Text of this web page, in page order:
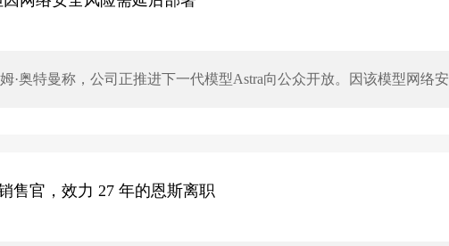
·奥特曼称，公司正推进下一代模型Astra向公众开放。因该模型网络
售官，效力 27 年的恩斯离职